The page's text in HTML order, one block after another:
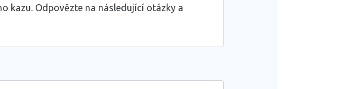
kazu. Odpovězte na následující otázky a